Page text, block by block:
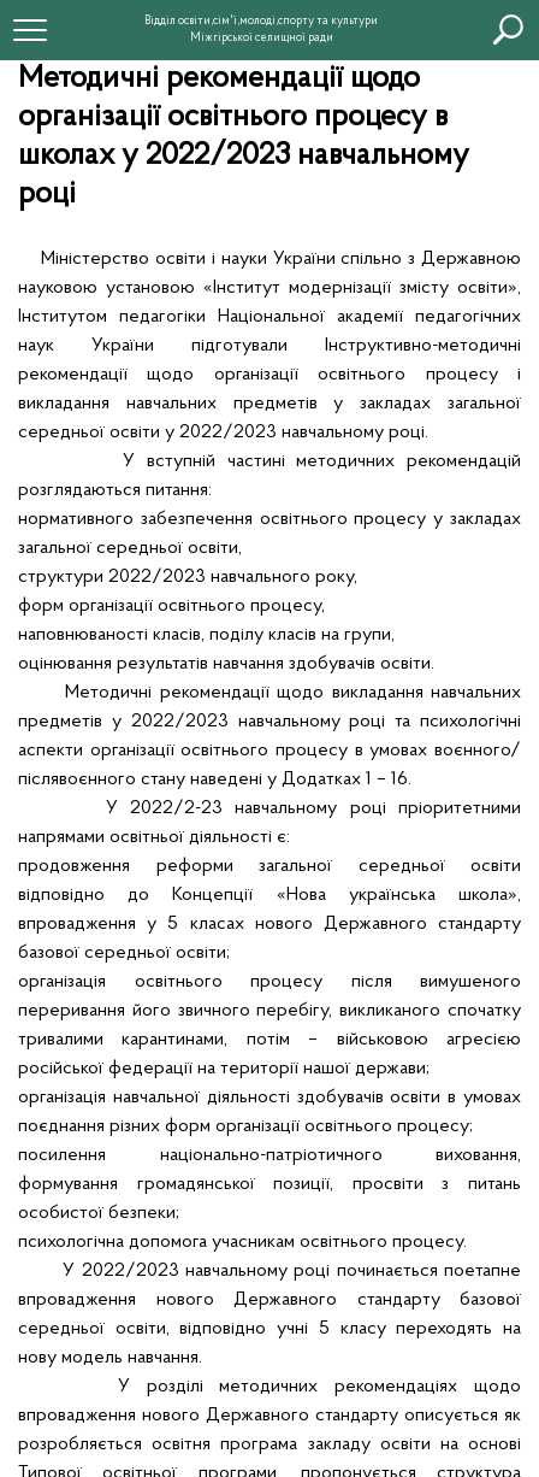
Відділ освіти,сім'ї,молоді,спорту та культури
Міжгірської селищної ради
Методичні рекомендації щодо
організації освітнього процесу в
школах у 2022/2023 навчальному
році
Міністерство освіти і науки України спільно з Державною
науковою установою «Інститут модернізації змісту освіти»,
Інститутом педагогіки Національної академії педагогічних
наук України підготували Інструктивно-методичні
рекомендації щодо організації освітнього процесу і
викладання навчальних предметів у закладах загальної
середньої освіти у 2022/2023 навчальному році.
У вступній частині методичних рекомендацій
розглядаються питання:
нормативного забезпечення освітнього процесу у закладах
загальної середньої освіти,
структури 2022/2023 навчального року,
форм організації освітнього процесу,
наповнюваності класів, поділу класів на групи,
оцінювання результатів навчання здобувачів освіти.
Методичні рекомендації щодо викладання навчальних
предметів у 2022/2023 навчальному році та психологічні
аспекти організації освітнього процесу в умовах воєнного/
післявоєнного стану наведені у Додатках 1 – 16.
У 2022/2-23 навчальному році пріоритетними
напрямами освітньої діяльності є:
продовження реформи загальної середньої освіти
відповідно до Концепції «Нова українська школа»,
впровадження у 5 класах нового Державного стандарту
базової середньої освіти;
організація освітнього процесу після вимушеного
переривання його звичного перебігу, викликаного спочатку
тривалими карантинами, потім – військовою агресією
російської федерації на території нашої держави;
організація навчальної діяльності здобувачів освіти в умовах
поєднання різних форм організації освітнього процесу;
посилення національно-патріотичного виховання,
формування громадянської позиції, просвіти з питань
особистої безпеки;
психологічна допомога учасникам освітнього процесу.
У 2022/2023 навчальному році починається поетапне
впровадження нового Державного стандарту базової
середньої освіти, відповідно учні 5 класу переходять на
нову модель навчання.
У розділі методичних рекомендаціях щодо
впровадження нового Державного стандарту описується як
розробляється освітня програма закладу освіти на основі